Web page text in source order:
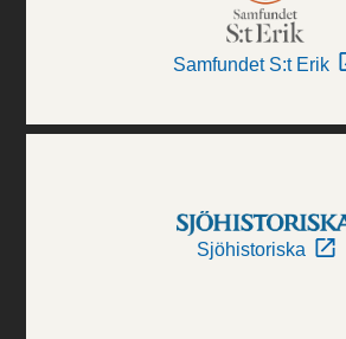
Samfundet S:t Erik
Sjöhistoriska